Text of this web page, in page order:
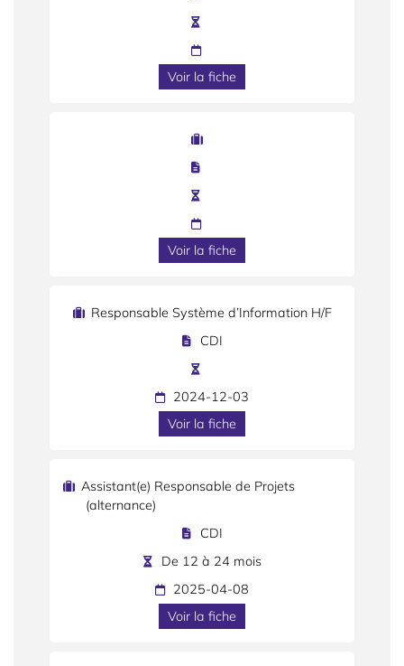
Voir la fiche
Voir la fiche
Responsable Système d’Information H/F
CDI
2024-12-03
Voir la fiche
Assistant(e) Responsable de Projets
(alternance)
CDI
De 12 à 24 mois
2025-04-08
Voir la fiche